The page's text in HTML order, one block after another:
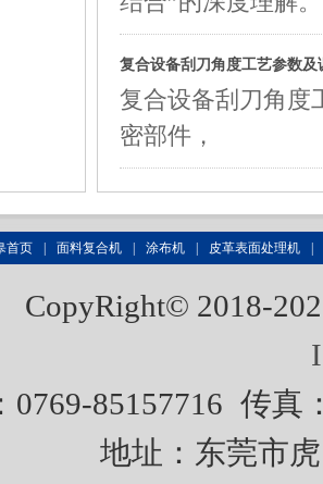
复合设备刮刀角度工艺参数
复合设备刮刀角度
密部件，
首页 面料复合机 涂布机 皮革表面处理机
CopyRight© 2018-
0769-85157716 传真
地址：东莞市